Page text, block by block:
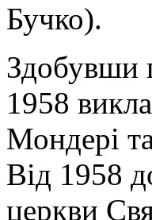
Бучко).
Здобувши
1958
Мондері
Від 1958
церкви